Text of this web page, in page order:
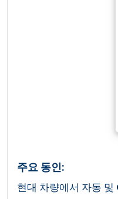
주요 동인:
현대 차량에서 자동